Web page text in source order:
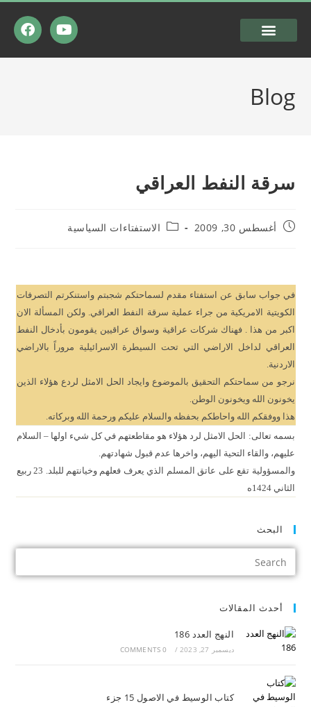
Blog
سرقة النفط العراقي
أغسطس 30, 2009 الاستفتاءات السياسية
في جواب سابق عن استفتاء مقدم لسماحتكم شجبتم واستنكرتم التصرفات
الكويتية الامريكية من جراء عملية سرقة النفط العراقي. ولكن المسألة الان
اكبر من هذا . فهناك شركات عراقية وسواق عراقيين يقومون بأدخال النفط
العراقي لداخل الاراضي التي تحت السيطرة الاسرائيلية مروراً بالاراضي
الاردنية.
نرجو من سماحتكم التحقيق بالموضوع وايجاد الحل الامثل لردع هؤلاء الذين
يخونون الله ويخونون الوطن.
هذا ووفقكم الله واحاطكم بحفظه والسلام عليكم ورحمة الله وبركاته.
بسمه تعالى: الحل الامثل لرد هؤلاء هو مقاطعتهم في كل شيء اولها – السلام
عليهم، والقاء التحية اليهم، واخرها عدم قبول شهادتهم.
والمسؤولية تقع على عاتق المسلم الذي يعرف فعلهم وخيانتهم للبلد. 23 ربيع
الثاني 1424ه
البحث
أحدث المقالات
النهج العدد 186
ديسمبر 27, 2023 /
0 COMMENTS
كتاب الوسيط في الاصول 15 جزء